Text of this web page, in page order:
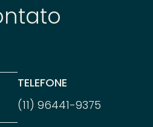
TELEFONE
(11) 96441-9375